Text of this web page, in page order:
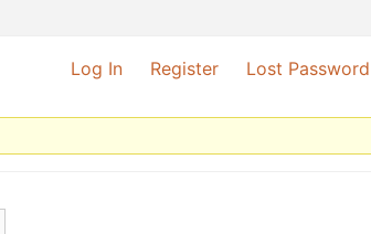
Log In Register
Lost Password